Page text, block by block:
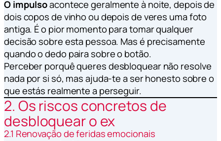
O impulsoacontece geralmente à noite, depois de
dois copos de vinho ou depois de veres uma foto
antiga. É o pior momento para tomar qualquer
decisão sobre esta pessoa. Mas é precisamente
quando o dedo paira sobre o botão.
Perceberporquêqueres desbloquear não resolve
nada por si só, mas ajuda-te a ser honesto sobre o
que estás realmente a perseguir.
2. Os riscos concretos de
desbloquear o ex
2.1 Renovação de feridas emocionais